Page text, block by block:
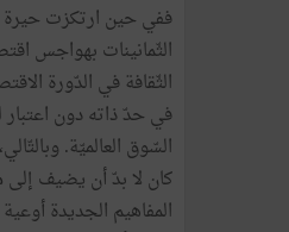
الثّمانينات بهواجس
الثّقافة في الدّورة
في حدّ ذاته دون
السّوق العالميّة.
كان لا بدّ أن يضيف إلى
المفاهيم الجديدة